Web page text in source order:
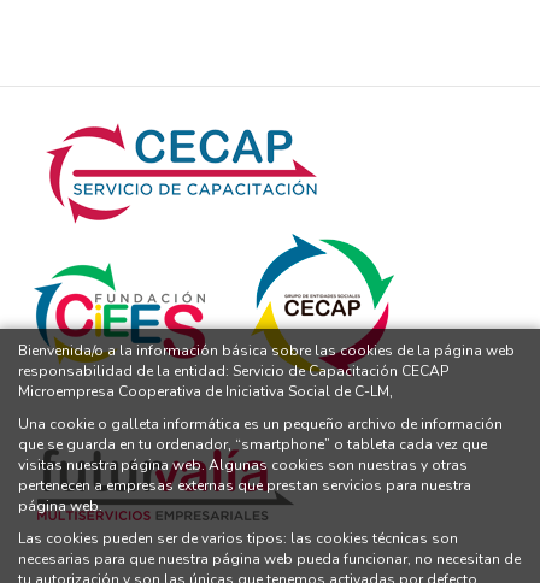
Bienvenida/o a la información básica sobre las cookies de la página web
responsabilidad de la entidad: Servicio de Capacitación CECAP
Microempresa Cooperativa de Iniciativa Social de C-LM,
Una cookie o galleta informática es un pequeño archivo de información
que se guarda en tu ordenador, “smartphone” o tableta cada vez que
visitas nuestra página web. Algunas cookies son nuestras y otras
pertenecen a empresas externas que prestan servicios para nuestra
página web.
Las cookies pueden ser de varios tipos: las cookies técnicas son
necesarias para que nuestra página web pueda funcionar, no necesitan de